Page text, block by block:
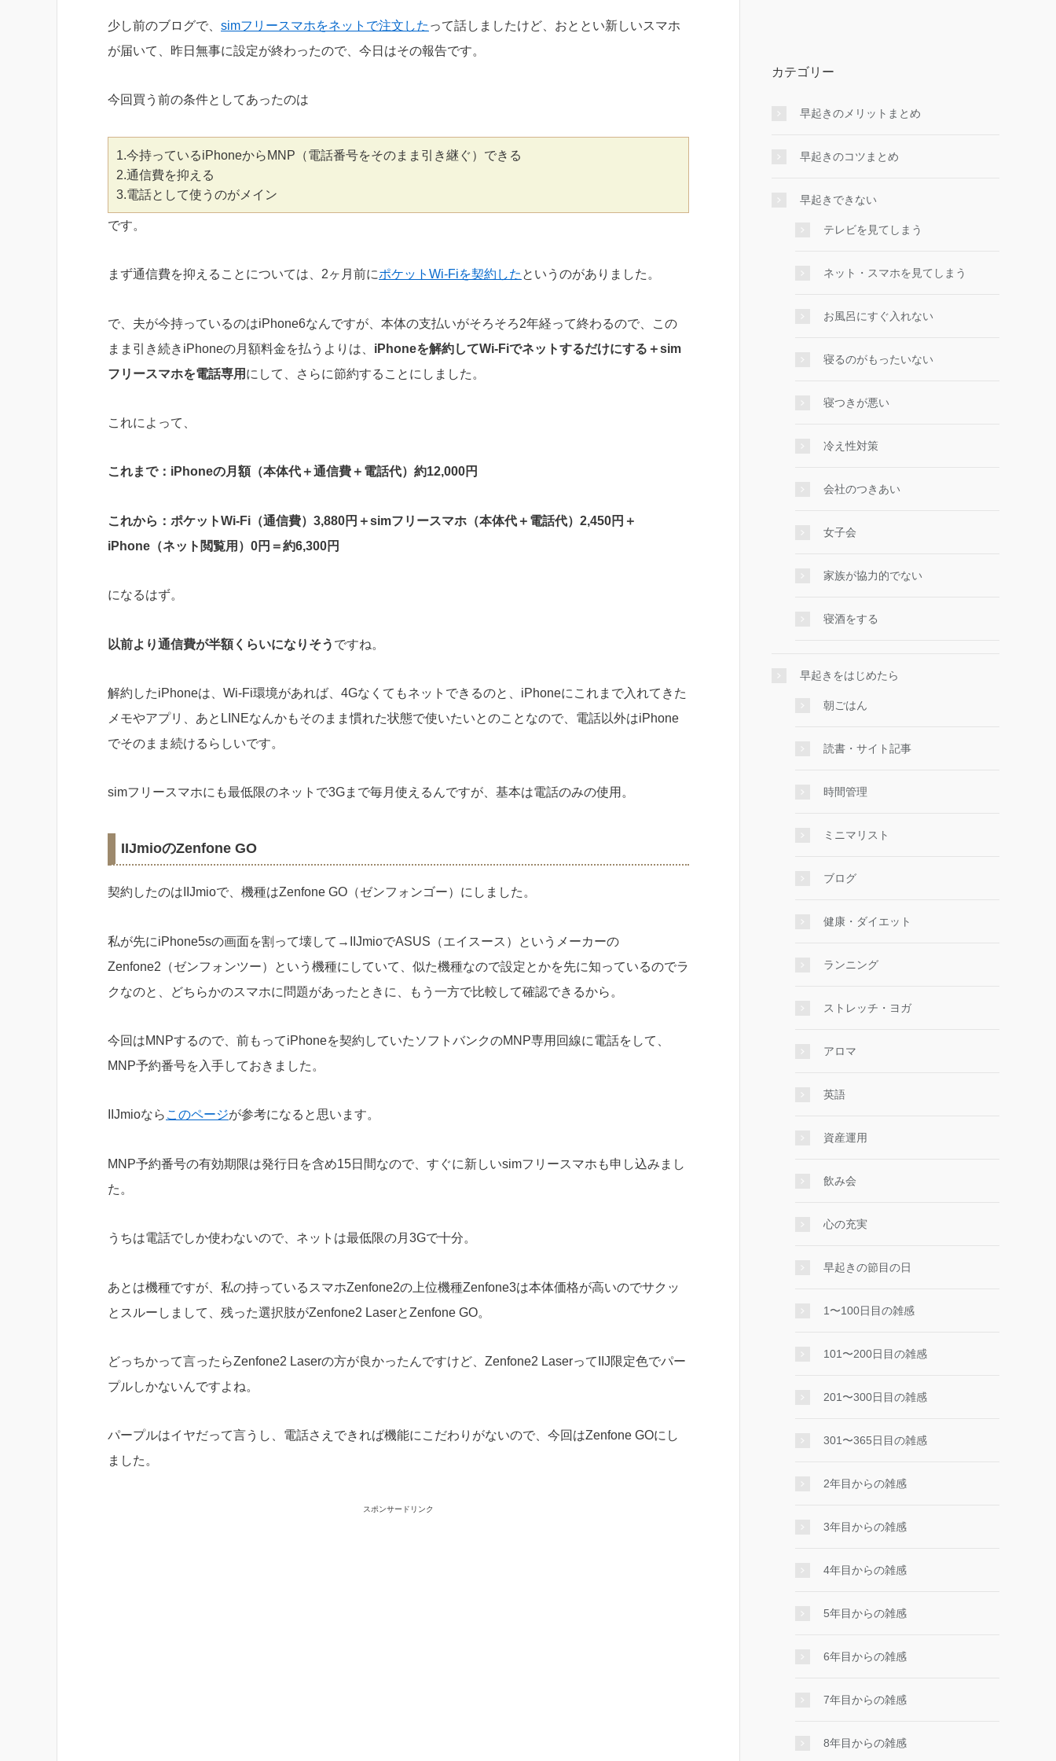
少し前のブログで、 simフリースマホをネットで注文した って話しましたけど、おととい新しいスマホ
が届いて、昨日無事に設定が終わったので、今日はその報告です。
今回買う前の条件としてあったのは
1.今持っているiPhoneからMNP（電話番号をそのまま引き継ぐ）できる
2.通信費を抑える
3.電話として使うのがメイン
です。
まず通信費を抑えることについては、2ヶ月前にポケットWi-Fiを契約した というのがありました。
で、夫が今持っているのはiPhone6なんですが、本体の支払いがそろそろ2年経って終わるので、この
まま引き続きiPhoneの月額料金を払うよりは、 iPhoneを解約してWi-Fiでネットするだけにする＋sim
フリースマホを電話専用 にして、さらに節約することにしました。
これによって、
これまで：iPhoneの月額（本体代＋通信費＋電話代）約12,000円
これから：ポケットWi-Fi（通信費）3,880円＋simフリースマホ（本体代＋電話代）2,450円＋
iPhone（ネット閲覧用）0円＝約6,300円
になるはず。
以前より通信費が半額くらいになりそう ですね。
解約したiPhoneは、Wi-Fi環境があれば、4Gなくてもネットできるのと、iPhoneにこれまで入れてきた
メモやアプリ、あとLINEなんかもそのまま慣れた状態で使いたいとのことなので、電話以外はiPhone
でそのまま続けるらしいです。
simフリースマホにも最低限のネットで3Gまで毎月使えるんですが、基本は電話のみの使用。
IIJmioのZenfone GO
契約したのはIIJmioで、機種はZenfone GO（ゼンフォンゴー）にしました。
私が先にiPhone5sの画面を割って壊して→IIJmioでASUS（エイスース）というメーカーの
Zenfone2（ゼンフォンツー）という機種にしていて、似た機種なので設定とかを先に知っているのでラ
クなのと、どちらかのスマホに問題があったときに、もう一方で比較して確認できるから。
今回はMNPするので、前もってiPhoneを契約していたソフトバンクのMNP専用回線に電話をして、
MNP予約番号を入手しておきました。
IIJmioなら このページが参考になると思います。
MNP予約番号の有効期限は発行日を含め15日間なので、すぐに新しいsimフリースマホも申し込みまし
た。
うちは電話でしか使わないので、ネットは最低限の月3Gで十分。
あとは機種ですが、私の持っているスマホZenfone2の上位機種Zenfone3は本体価格が高いのでサクッ
とスルーしまして、残った選択肢がZenfone2 LaserとZenfone GO。
どっちかって言ったらZenfone2 Laserの方が良かったんですけど、Zenfone2 LaserってIIJ限定色でパー
プルしかないんですよね。
パープルはイヤだって言うし、電話さえできれば機能にこだわりがないので、今回はZenfone GOにし
ました。
スポンサードリンク
カテゴリー
早起きのメリットまとめ
早起きのコツまとめ
早起きできない
テレビを見てしまう
ネット・スマホを見てしまう
お風呂にすぐ入れない
寝るのがもったいない
寝つきが悪い
冷え性対策
会社のつきあい
女子会
家族が協力的でない
寝酒をする
早起きをはじめたら
朝ごはん
読書・サイト記事
時間管理
ミニマリスト
ブログ
健康・ダイエット
ランニング
ストレッチ・ヨガ
アロマ
英語
資産運用
飲み会
心の充実
早起きの節目の日
1〜100日目の雑感
101〜200日目の雑感
201〜300日目の雑感
301〜365日目の雑感
2年目からの雑感
3年目からの雑感
4年目からの雑感
5年目からの雑感
6年目からの雑感
7年目からの雑感
8年目からの雑感